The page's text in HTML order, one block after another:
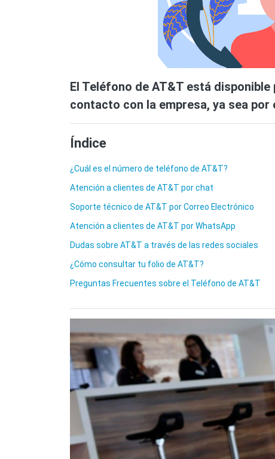
El Teléfono de AT&T está
contacto con la empresa, ya sea
Índice
¿Cuál es el número de teléfono de AT&T?
Atención a clientes de AT&T por chat
Soporte técnico de AT&T por Correo Electrónico
Atención a clientes de AT&T por WhatsApp
Dudas sobre AT&T a través de las redes sociales
¿Cómo consultar tu folio de AT&T?
Preguntas Frecuentes sobre el Teléfono de AT&T